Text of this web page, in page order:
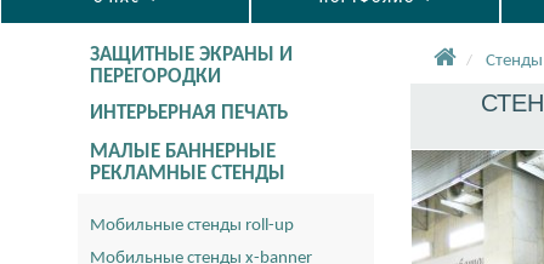
ЗАЩИТНЫЕ ЭКРАНЫ И
ПЕРЕГОРОДКИ
ИНТЕРЬЕРНАЯ ПЕЧАТЬ
МАЛЫЕ БАННЕРНЫЕ
РЕКЛАМНЫЕ СТЕНДЫ
Мобильные стенды roll-up
Мобильные стенды x-banner